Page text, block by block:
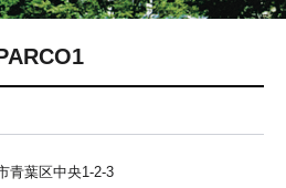
青葉区中央1-2-3